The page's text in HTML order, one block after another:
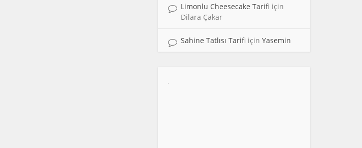
Limonlu Cheesecake Tarifi için
Dilara Çakar
Sahine Tatlısı Tarifi için Yasemin